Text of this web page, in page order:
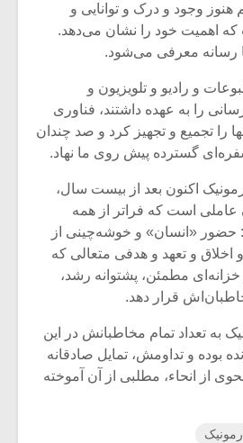
هنوز وجود و درک و توانایی و
که اهمیت خود را نشان می‌دهد.
رسانه معرفی می‌شود.
و رادیو و تلویزیون و
را به عهده داشتند، فناوری
را تجمیع و تجهیز کرد و صد چندان
سفره‌ای گسترده پیش روی ما نهاد.
اکنون بعد از بیست سال،
است که فراتر از همه
حضور «انسان» و خوشه‌چینی از
و تعهد و هدفی متعالی که
خزانه‌ای مطمئن، پشتوانه رشد،
قرار دهد.
به تعداد تمام مخاطبانش در این
بوده و تداومش، تمایل صادقانه
از انحاء، مطلبی از آن آموخته